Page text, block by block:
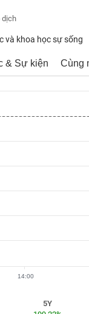
dịch
và khoa học sự sống
& Sự kiện Cùng
14:00
5Y